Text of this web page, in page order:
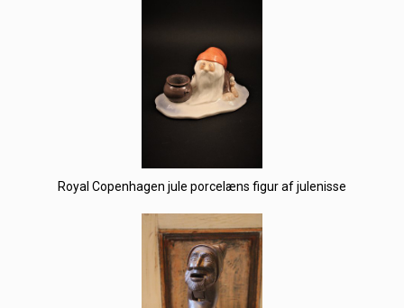
Royal Copenhagen jule porcelæns figur af julenisse